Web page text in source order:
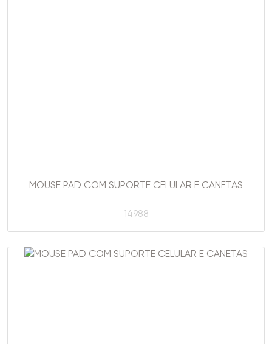
MOUSE PAD COM SUPORTE CELULAR E CANETAS
14988